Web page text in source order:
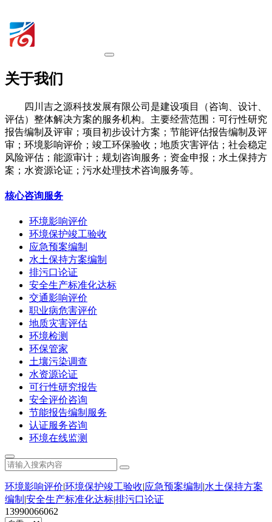
关于我们
四川吉之源科技发展有限公司是建设项目（咨询、设计、
评估）整体解决方案的服务机构。主要经营范围：可行性研究
报告编制及评审；项目初步设计方案；节能评估报告编制及评
审；环境影响评价；竣工环保验收；地质灾害评估；社会稳定
风险评估；能源审计；规划咨询服务；资金申报；水土保持方
案；水资源论证；污水处理技术咨询服务等。
核心咨询服务
环境影响评价
环境保护竣工验收
应急预案编制
水土保持方案编制
排污口论证
安全生产标准化达标
交通影响评价
职业病危害评价
地质灾害评估
环境检测
环保管家
土壤污染调查
水资源论证
可行性研究报告
安全评价咨询
节能报告编制服务
认证服务咨询
环境在线监测
环境影响评价|环境保护竣工验收|应急预案编制 |水土保持方案
编制 |安全生产标准化达标|排污口论证
13990066062